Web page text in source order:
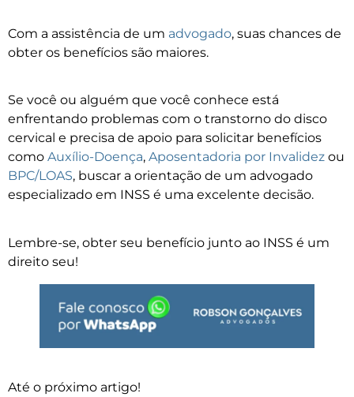
Com a assistência de um advogado, suas chances de
obter os benefícios são maiores.
Se você ou alguém que você conhece está
enfrentando problemas com o transtorno do disco
cervical e precisa de apoio para solicitar benefícios
como Auxílio-Doença, Aposentadoria por Invalidez ou
BPC/LOAS, buscar a orientação de um advogado
especializado em INSS é uma excelente decisão.
Lembre-se, obter seu benefício junto ao INSS é um
direito seu!
Até o próximo artigo!